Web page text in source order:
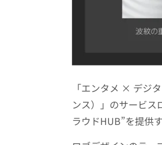
「エンタメ × デジ
ンス）」のサービス
ラウドHUB”を提供